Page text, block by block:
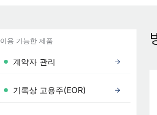
이용 가능한 제품
계약자 관리
기록상 고용주(EOR)